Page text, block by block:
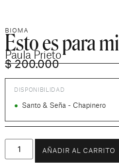
BIOMA
Esto es para mi
Paula Prieto
$200.000
DISPONIBILIDAD
● Santo & Seña - Chapinero
AÑADIR AL CARRITO